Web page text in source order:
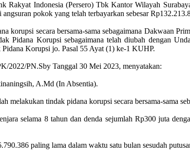
Rakyat Indonesia (Persero) Tbk Kantor Wilayah
pokok yang telah terbayarkan sebesar
korupsi secara bersama-sama sebagaimana Dakwaan
Pidana Korupsi sebagaimana telah diubah dengan
Korupsi jo. Pasal 55 Ayat (1) ke-1 KUHP.
2022/PN.Sby Tanggal 30 Mei 2023, menyatakan:
A.Md (In Absentia).
melakukan tindak pidana korupsi secara bersama-sama
selama 8 tahun dan denda sejumlah Rp300 juta
paling lama dalam waktu satu bulan sesudah